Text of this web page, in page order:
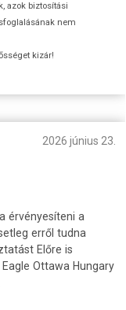
azok biztosítási
nem
kizár!
2026 június 23.
érvényesíteni a
erről tudna
Előre is
Ottawa Hungary